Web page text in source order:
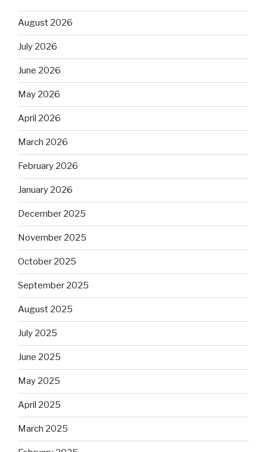
August 2026
July 2026
June 2026
May 2026
April 2026
March 2026
February 2026
January 2026
December 2025
November 2025
October 2025
September 2025
August 2025
July 2025
June 2025
May 2025
April 2025
March 2025